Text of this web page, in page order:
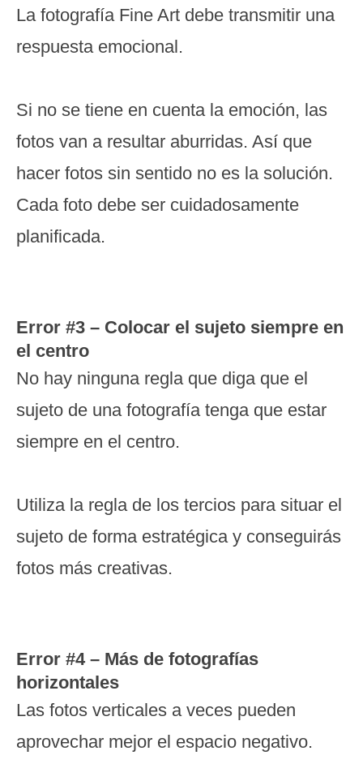
La fotografía Fine Art debe transmitir una
respuesta emocional.
Si no se tiene en cuenta la emoción, las
fotos van a resultar aburridas. Así que
hacer fotos sin sentido no es la solución.
Cada foto debe ser cuidadosamente
planificada.
Error #3 – Colocar el sujeto siempre en
el centro
No hay ninguna regla que diga que el
sujeto de una fotografía tenga que estar
siempre en el centro.
Utiliza la regla de los tercios para situar el
sujeto de forma estratégica y conseguirás
fotos más creativas.
Error #4 – Más de fotografías
horizontales
Las fotos verticales a veces pueden
aprovechar mejor el espacio negativo.